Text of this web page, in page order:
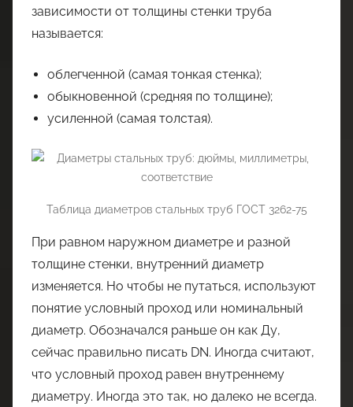
зависимости от толщины стенки труба
называется:
облегченной (самая тонкая стенка);
обыкновенной (средняя по толщине);
усиленной (самая толстая).
Таблица диаметров стальных труб ГОСТ 3262-75
При равном наружном диаметре и разной
толщине стенки, внутренний диаметр
изменяется. Но чтобы не путаться, используют
понятие условный проход или номинальный
диаметр. Обозначался раньше он как Ду,
сейчас правильно писать DN. Иногда считают,
что условный проход равен внутреннему
диаметру. Иногда это так, но далеко не всегда.